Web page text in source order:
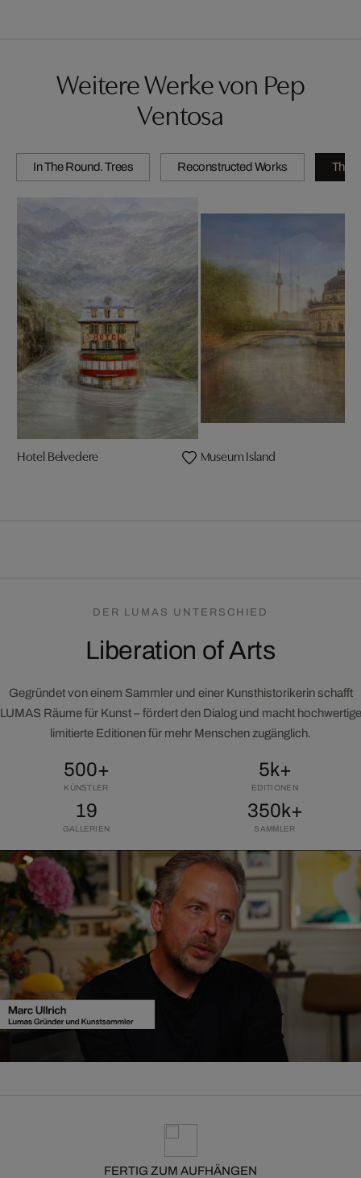
Weitere Werke von Pep
Ventosa
In The Round. Trees Reconstructed Works The
Hotel Belvedere Museum Island
DER LUMAS UNTERSCHIED
Liberation of Arts
Gegründet von einem Sammler und einer Kunsthistorikerin schafft
LUMAS Räume für Kunst – fördert den Dialog und macht hochwertige
limitierte Editionen für mehr Menschen zugänglich.
500+
KÜNSTLER
5k+
EDITIONEN
19
GALLERIEN
350k+
SAMMLER
FERTIG ZUM AUFHÄNGEN